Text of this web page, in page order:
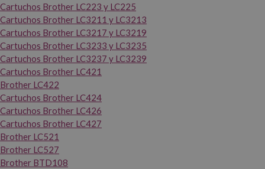
Cartuchos Brother LC223 y LC225
Cartuchos Brother LC3211 y LC3213
Cartuchos Brother LC3217 y LC3219
Cartuchos Brother LC3233 y LC3235
Cartuchos Brother LC3237 y LC3239
Cartuchos Brother LC421
Brother LC422
Cartuchos Brother LC424
Cartuchos Brother LC426
Cartuchos Brother LC427
Brother LC521
Brother LC527
Brother BTD108